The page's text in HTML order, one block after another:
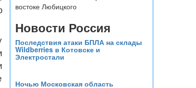
Новости Россия
Последствия атаки БПЛА на склады
Wildberries в Котовске и
Электростали
Ночью Московская область